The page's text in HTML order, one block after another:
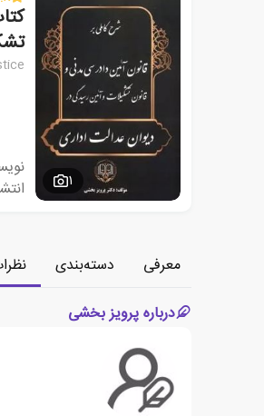
1
معرفی دسته‌بندی
درباره پرویز بخشی